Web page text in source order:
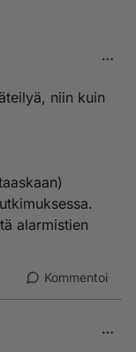
niin kuin
alarmistien
Kommentoi